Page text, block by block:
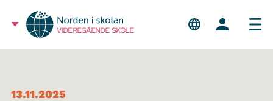
VIDEREGÅENDE SKOLE
13.11.2025